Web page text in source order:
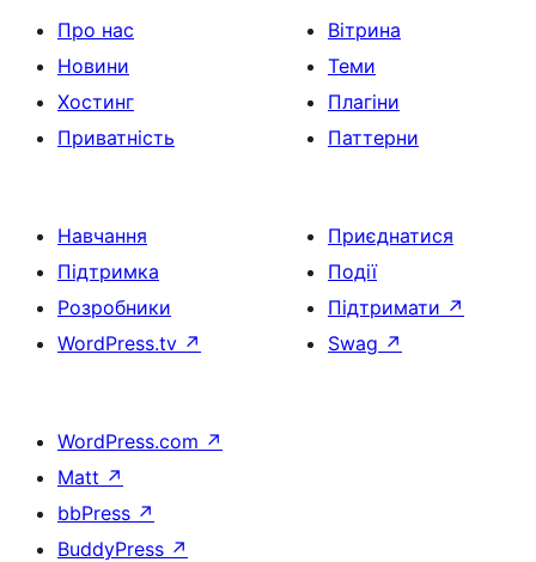
Про нас
Новини
Хостинг
Приватність
Вітрина
Теми
Плагіни
Паттерни
Навчання
Підтримка
Розробники
WordPress.tv ↗
Приєднатися
Події
Підтримати ↗
Swag ↗
WordPress.com ↗
Matt ↗
bbPress ↗
BuddyPress ↗